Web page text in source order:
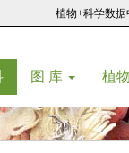
植物+科学数据
(current)
图 库 植